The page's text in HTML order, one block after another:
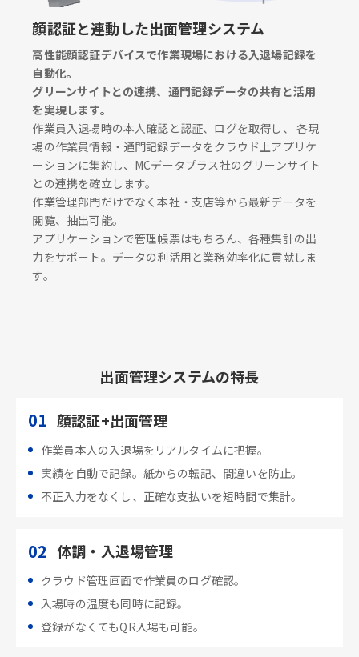
顔認証と連動した出面管理システム
高性能顔認証デバイスで作業現場における入退場記録を
自動化。
グリーンサイトとの連携、通門記録データの共有と活用
を実現します。
作業員入退場時の本人確認と認証、ログを取得し、 各現
場の作業員情報・通門記録データをクラウド上アプリケ
ーションに集約し、MCデータプラス社のグリーンサイト
との連携を確立します。
作業管理部門だけでなく本社・支店等から最新データを
閲覧、抽出可能。
アプリケーションで管理帳票はもちろん、各種集計の出
力をサポート。データの利活用と業務効率化に貢献しま
す。
出面管理システムの特長
01 顔認証+出面管理
作業員本人の入退場をリアルタイムに把握。
実績を自動で記録。紙からの転記、間違いを防止。
不正入力をなくし、正確な支払いを短時間で集計。
02 体調・入退場管理
クラウド管理画面で作業員のログ確認。
入場時の温度も同時に記録。
登録がなくてもQR入場も可能。